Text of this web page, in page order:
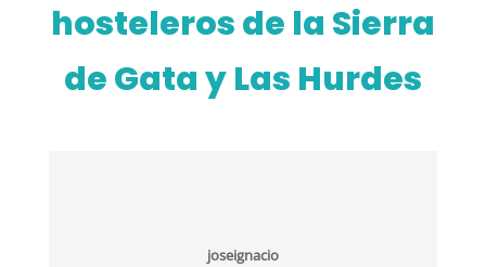
hosteleros de la Sierra
de Gata y Las Hurdes
joseignacio